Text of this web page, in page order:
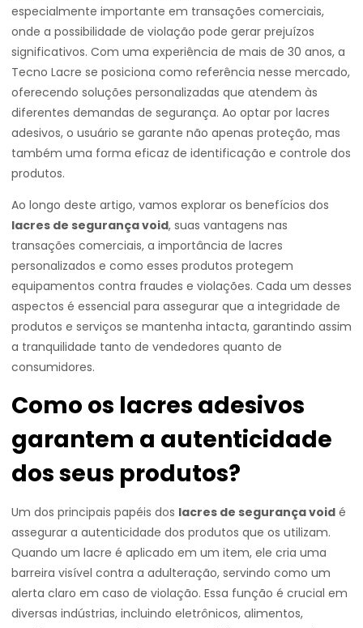
especialmente importante em transações comerciais,
onde a possibilidade de violação pode gerar prejuízos
significativos. Com uma experiência de mais de 30 anos, a
Tecno Lacre se posiciona como referência nesse mercado,
oferecendo soluções personalizadas que atendem às
diferentes demandas de segurança. Ao optar por lacres
adesivos, o usuário se garante não apenas proteção, mas
também uma forma eficaz de identificação e controle dos
produtos.
Ao longo deste artigo, vamos explorar os benefícios dos
lacres de segurança void, suas vantagens nas
transações comerciais, a importância de lacres
personalizados e como esses produtos protegem
equipamentos contra fraudes e violações. Cada um desses
aspectos é essencial para assegurar que a integridade de
produtos e serviços se mantenha intacta, garantindo assim
a tranquilidade tanto de vendedores quanto de
consumidores.
Como os lacres adesivos
garantem a autenticidade
dos seus produtos?
Um dos principais papéis dos lacres de segurança void é
assegurar a autenticidade dos produtos que os utilizam.
Quando um lacre é aplicado em um item, ele cria uma
barreira visível contra a adulteração, servindo como um
alerta claro em caso de violação. Essa função é crucial em
diversas indústrias, incluindo eletrônicos, alimentos,